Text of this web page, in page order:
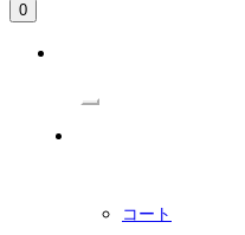
0
コート